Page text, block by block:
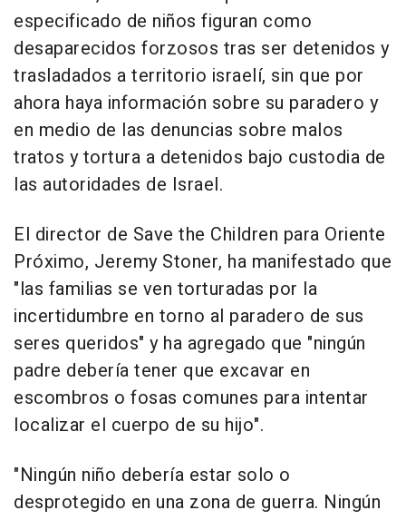
especificado de niños figuran como
desaparecidos forzosos tras ser detenidos y
trasladados a territorio israelí, sin que por
ahora haya información sobre su paradero y
en medio de las denuncias sobre malos
tratos y tortura a detenidos bajo custodia de
las autoridades de Israel.
El director de Save the Children para Oriente
Próximo, Jeremy Stoner, ha manifestado que
"las familias se ven torturadas por la
incertidumbre en torno al paradero de sus
seres queridos" y ha agregado que "ningún
padre debería tener que excavar en
escombros o fosas comunes para intentar
localizar el cuerpo de su hijo".
"Ningún niño debería estar solo o
desprotegido en una zona de guerra. Ningún